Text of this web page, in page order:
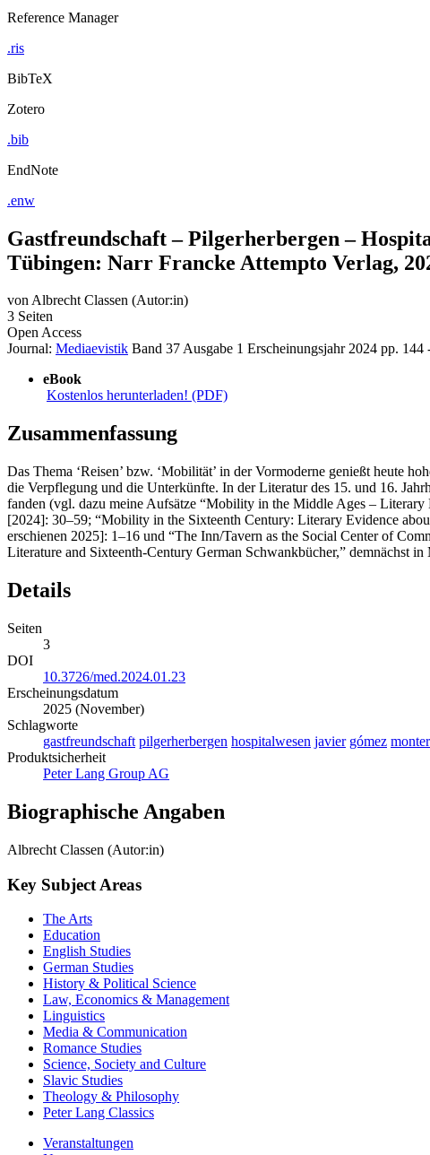
Reference Manager
.ris
BibTeX
Zotero
.bib
EndNote
.enw
Gastfreundschaft – Pilgerherbergen –
Tübingen: Narr Francke Attempto Verlag,
vonAlbrecht Classen (Autor:in)
3 Seiten
Open Access
Journal: Mediaevistik Band 37Ausgabe 1 Erscheinungsjahr 2024 pp. 144
eBook
Kostenlos herunterladen! (PDF)
Zusammenfassung
Das Thema ‘Reisen’ bzw. ‘Mobilität’ in der Vormoderne genießt heute
die Verpflegung und die Unterkünfte. In der Literatur des 15. und 16.
fanden (vgl. dazu meine Aufsätze “Mobility in the Middle Ages –
[2024]: 30–59; “Mobility in the Sixteenth Century: Literary Evidence
erschienen 2025]: 1–16 und “The Inn/Tavern as the Social Center of
Literature and Sixteenth-Century German Schwankbücher,” demnächst
Details
Seiten
3
DOI
10.3726/med.2024.01.23
Erscheinungsdatum
2025 (November)
Schlagworte
gastfreundschaft pilgerherbergen hospitalwesen javier gómez
Produktsicherheit
Peter Lang Group AG
Biographische Angaben
Albrecht Classen (Autor:in)
Key Subject Areas
The Arts
Education
English Studies
German Studies
History & Political Science
Law, Economics & Management
Linguistics
Media & Communication
Romance Studies
Science, Society and Culture
Slavic Studies
Theology & Philosophy
Peter Lang Classics
Veranstaltungen